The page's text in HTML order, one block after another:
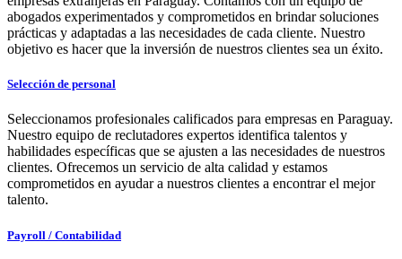
abogados experimentados y comprometidos en brindar soluciones
prácticas y adaptadas a las necesidades de cada cliente. Nuestro
objetivo es hacer que la inversión de nuestros clientes sea un éxito.
Selección de personal
Seleccionamos profesionales calificados para empresas en Paraguay.
Nuestro equipo de reclutadores expertos identifica talentos y
habilidades específicas que se ajusten a las necesidades de nuestros
clientes. Ofrecemos un servicio de alta calidad y estamos
comprometidos en ayudar a nuestros clientes a encontrar el mejor
talento.
Payroll / Contabilidad